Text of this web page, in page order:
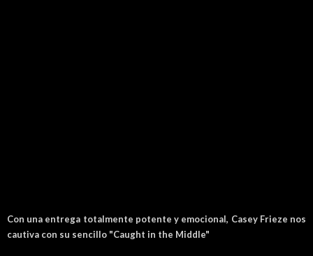
Con una entrega totalmente potente y emocional, Casey Frieze nos
cautiva con su sencillo "Caught in the Middle"